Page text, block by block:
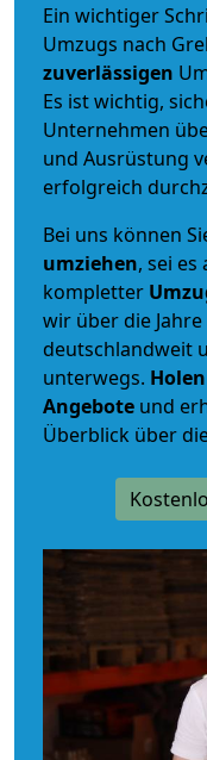
Ein wichtiger
Umzugs nach
zuverlässigen
Es ist wichtig,
Unternehmen
und Ausrüstung
erfolgreich
Bei uns können
umziehen, sei es
kompletter
wir über die
deutschlandweit
unterwegs.
Angebote und
Überblick über